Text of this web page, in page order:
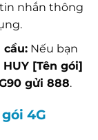
nhắn thông
cầu:Nếu bạn
HUY [Tên gói]
gửi 888.
4G